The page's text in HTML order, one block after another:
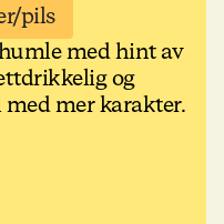
pils
med hint av
og
mer karakter.